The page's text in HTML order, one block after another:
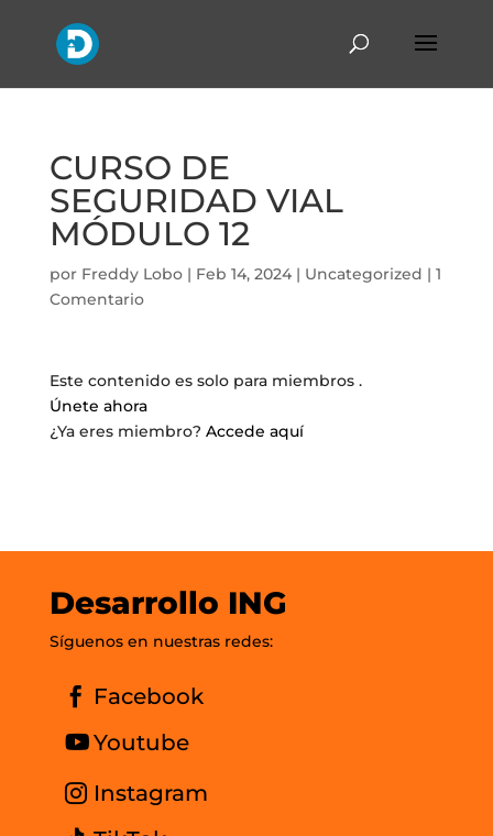
CURSO DE
SEGURIDAD VIAL
MÓDULO 12
por Freddy Lobo| Feb 14, 2024| Uncategorized | 1
Comentario
Este contenido es solo para miembros .
Únete ahora
¿Ya eres miembro? Accede aquí
Desarrollo ING
Síguenos en nuestras redes:
Facebook
Youtube
Instagram